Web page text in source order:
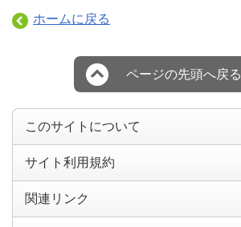
ホームに戻る
ページの先頭へ戻る
このサイトについて
サイト利用規約
関連リンク